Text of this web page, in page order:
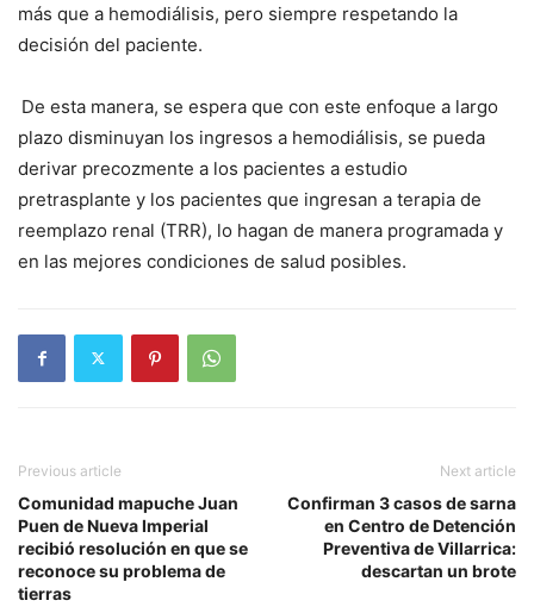
más que a hemodiálisis, pero siempre respetando la
decisión del paciente.
De esta manera, se espera que con este enfoque a largo
plazo disminuyan los ingresos a hemodiálisis, se pueda
derivar precozmente a los pacientes a estudio
pretrasplante y los pacientes que ingresan a terapia de
reemplazo renal (TRR), lo hagan de manera programada y
en las mejores condiciones de salud posibles.
Previous article
Comunidad mapuche Juan
Puen de Nueva Imperial
recibió resolución en que se
reconoce su problema de
tierras
Next article
Confirman 3 casos de sarna
en Centro de Detención
Preventiva de Villarrica:
descartan un brote